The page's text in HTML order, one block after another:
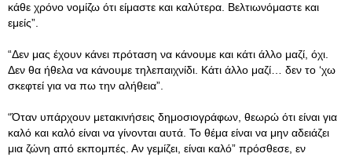
κάθε χρόνο νομίζω ότι είμαστε και καλύτερα. Βελτιωνόμαστε και
εμείς”.
“Δεν μας έχουν κάνει πρόταση να κάνουμε και κάτι άλλο μαζί, όχι.
Δεν θα ήθελα να κάνουμε τηλεπαιχνίδι. Κάτι άλλο μαζί… δεν το ‘χω
σκεφτεί για να πω την αλήθεια”.
“Όταν υπάρχουν μετακινήσεις δημοσιογράφων, θεωρώ ότι είναι για
καλό και καλό είναι να γίνονται αυτά. Το θέμα είναι να μην αδειάζει
μια ζώνη από εκπομπές. Αν γεμίζει, είναι καλό” πρόσθεσε, εν